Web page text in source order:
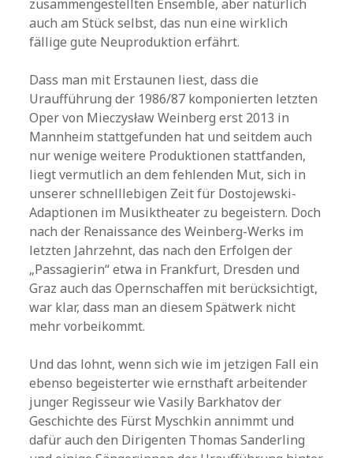
zusammengestellten Ensemble, aber natürlich
auch am Stück selbst, das nun eine wirklich
fällige gute Neuproduktion erfährt.
Dass man mit Erstaunen liest, dass die
Uraufführung der 1986/87 komponierten letzten
Oper von Mieczysław Weinberg erst 2013 in
Mannheim stattgefunden hat und seitdem auch
nur wenige weitere Produktionen stattfanden,
liegt vermutlich an dem fehlenden Mut, sich in
unserer schnelllebigen Zeit für Dostojewski-
Adaptionen im Musiktheater zu begeistern. Doch
nach der Renaissance des Weinberg-Werks im
letzten Jahrzehnt, das nach den Erfolgen der
„Passagierin“ etwa in Frankfurt, Dresden und
Graz auch das Opernschaffen mit berücksichtigt,
war klar, dass man an diesem Spätwerk nicht
mehr vorbeikommt.
Und das lohnt, wenn sich wie im jetzigen Fall ein
ebenso begeisterter wie ernsthaft arbeitender
junger Regisseur wie Vasily Barkhatov der
Geschichte des Fürst Myschkin annimmt und
dafür auch den Dirigenten Thomas Sanderling